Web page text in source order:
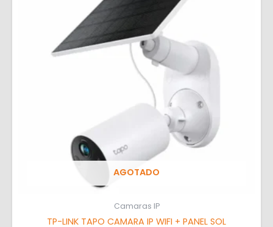
AGOTADO
Camaras IP
TP-LINK TAPO CAMARA IP WIFI + PANEL SOL